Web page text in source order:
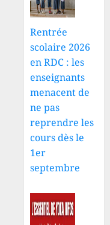
Rentrée
scolaire 2026
en RDC : les
enseignants
menacent de
ne pas
reprendre les
cours dès le
1er
septembre